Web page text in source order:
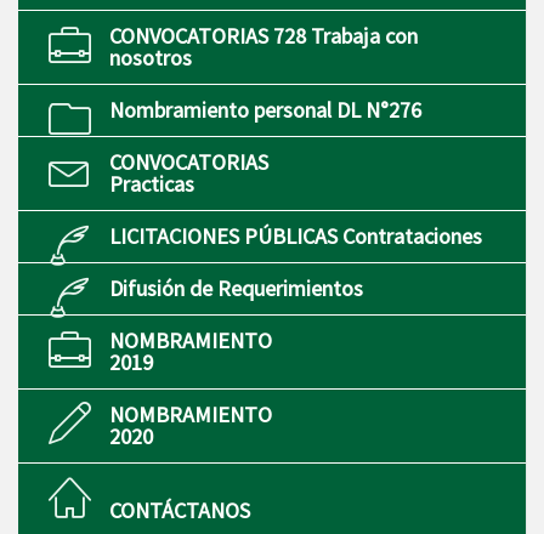
CONVOCATORIAS 728 Trabaja con
nosotros
Nombramiento personal DL N°276
CONVOCATORIAS
Practicas
LICITACIONES PÚBLICAS Contrataciones
Difusión de Requerimientos
NOMBRAMIENTO
2019
NOMBRAMIENTO
2020
CONTÁCTANOS